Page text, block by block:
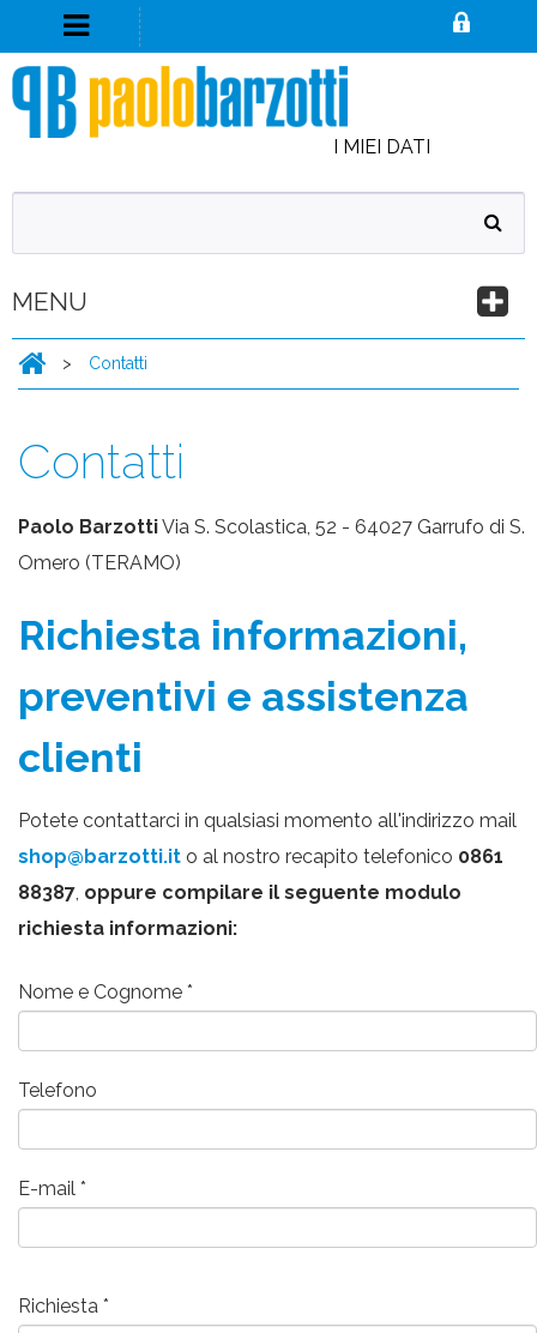
I MIEI DATI
MENU
> Contatti
Contatti
Paolo BarzottiVia S. Scolastica, 52 - 64027 Garrufo di S.
Omero (TERAMO)
Richiesta informazioni,
preventivi e assistenza
clienti
Potete contattarci in qualsiasi momento all'indirizzo mail
shop@barzotti.it o al nostro recapito telefonico 0861
88387, oppure compilare il seguente modulo
richiesta informazioni:
Nome e Cognome
Telefono
E-mail
Richiesta